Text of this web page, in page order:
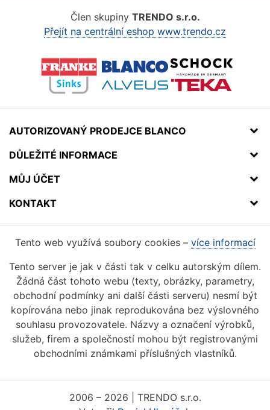
Člen skupiny TRENDO s.r.o.
Přejít na centrální eshop www.trendo.cz
AUTORIZOVANÝ PRODEJCE BLANCO
DŮLEŽITÉ INFORMACE
MŮJ ÚČET
KONTAKT
Tento web využívá soubory cookies – více informací
Tento server je jak v části tak v celku autorským dílem.
Žádná část tohoto webu (texty, obrázky, parametry,
obchodní podmínky ani další části serveru) nesmí být
kopírována nebo jinak reprodukována bez výslovného
souhlasu provozovatele. Názvy a označení výrobků,
služeb, firem a společností mohou být registrovanými
obchodními známkami příslušných vlastníků.
2006 – 2026 | TRENDO s.r.o.